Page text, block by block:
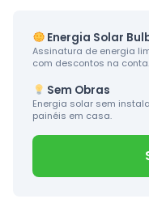
Energia Solar
Assinatura de energia
com descontos na conta.
Sem Obras
Energia solar sem
painéis em casa.